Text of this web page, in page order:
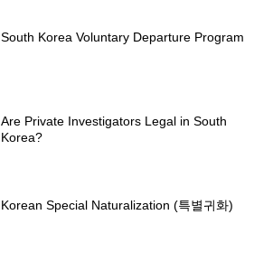
South Korea Voluntary Departure Program
Are Private Investigators Legal in South
Korea?
Korean Special Naturalization (특별귀화)